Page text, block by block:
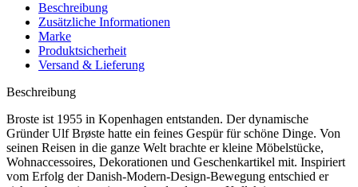
Beschreibung
Zusätzliche Informationen
Marke
Produktsicherheit
Versand & Lieferung
Beschreibung
Broste ist 1955 in Kopenhagen entstanden. Der dynamische
Gründer Ulf Brøste hatte ein feines Gespür für schöne Dinge. Von
seinen Reisen in die ganze Welt brachte er kleine Möbelstücke,
Wohnaccessoires, Dekorationen und Geschenkartikel mit. Inspiriert
vom Erfolg der Danish-Modern-Design-Bewegung entschied er